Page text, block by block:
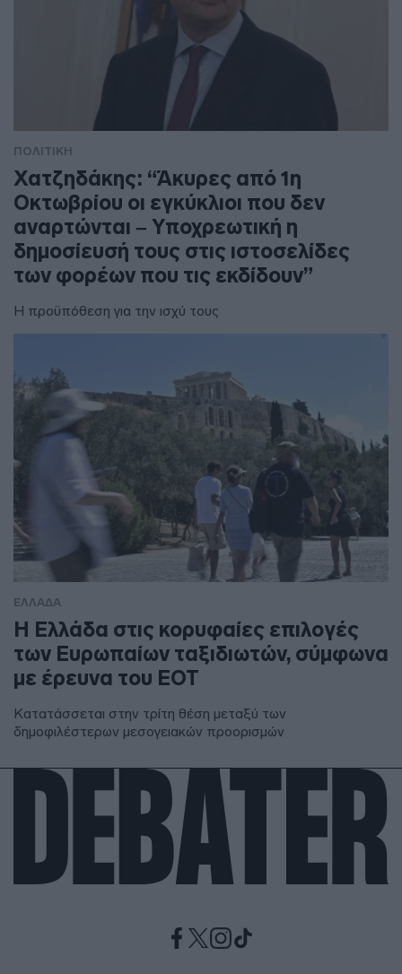
ΠΟΛΙΤΙΚΗ
Χατζηδάκης: “Άκυρες από 1η
Οκτωβρίου οι εγκύκλιοι που δεν
αναρτώνται – Υποχρεωτική η
δημοσίευσή τους στις ιστοσελίδες
των φορέων που τις εκδίδουν”
Η προϋπόθεση για την ισχύ τους
ΕΛΛΑΔΑ
Η Ελλάδα στις κορυφαίες επιλογές
των Ευρωπαίων ταξιδιωτών, σύμφωνα
με έρευνα του ΕΟΤ
Κατατάσσεται στην τρίτη θέση μεταξύ των
δημοφιλέστερων μεσογειακών προορισμών